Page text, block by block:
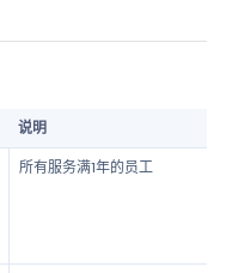
说明
所有服务满1年的员工